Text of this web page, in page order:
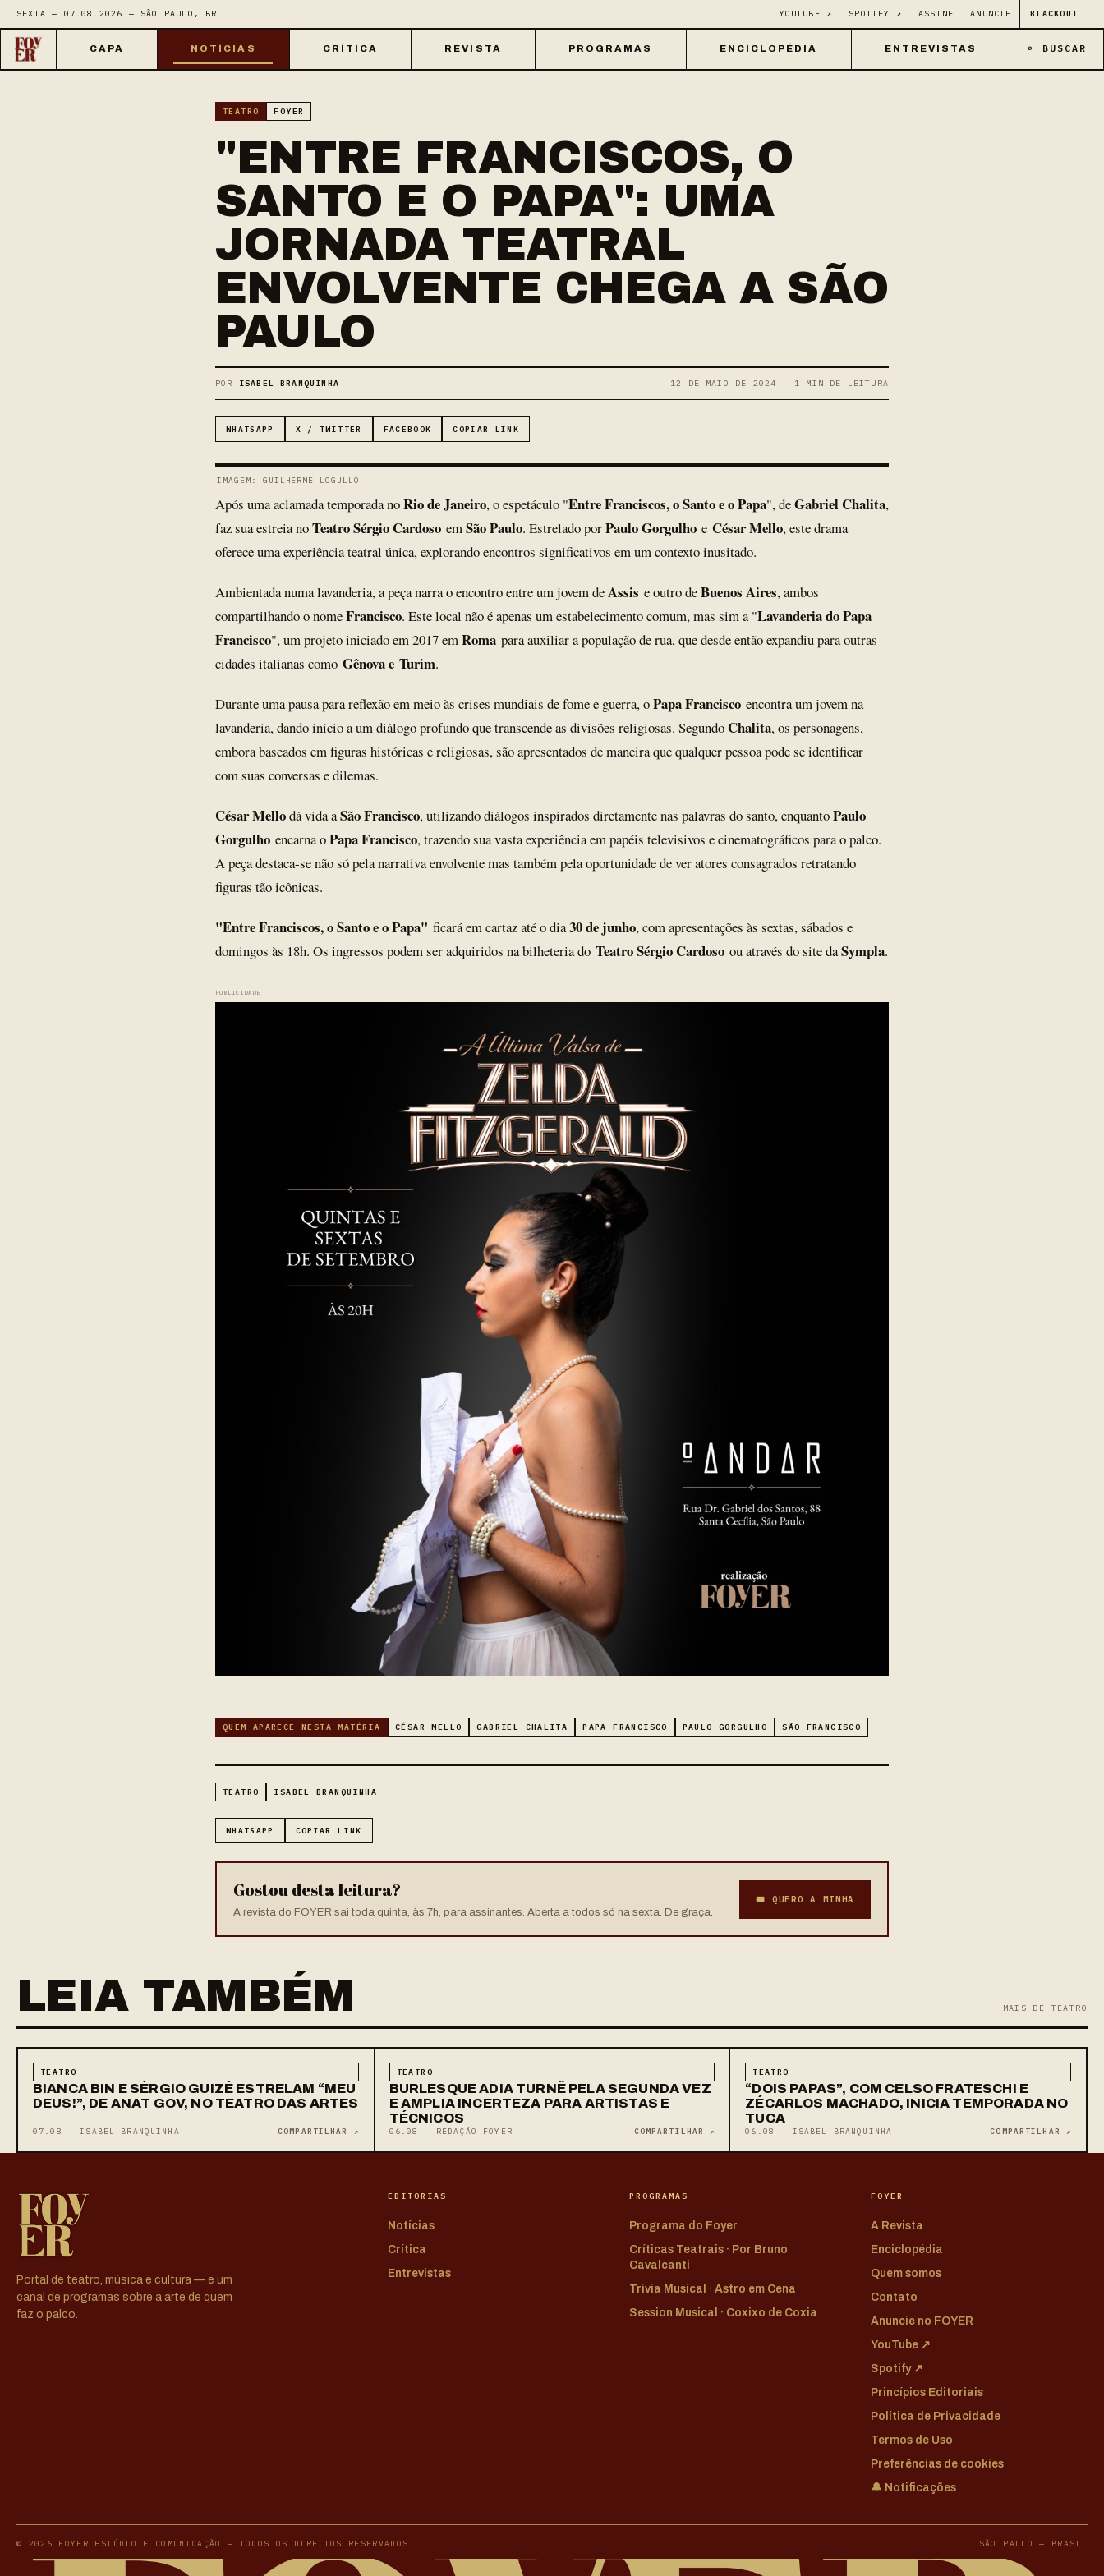
SEXTA — 07.08.2026 — SÃO PAULO, BR YOUTUBE ↗ SPOTIFY ↗ ASSINE ANUNCIE BLACKOUT
CAPA NOTÍCIAS CRÍTICA REVISTA PROGRAMAS ENCICLOPÉDIA ENTREVISTAS ⌕ BUSCAR
TEATRO FOYER
"ENTRE FRANCISCOS, O
SANTO E O PAPA": UMA
JORNADA TEATRAL
ENVOLVENTE CHEGA A SÃO
PAULO
POR ISABEL BRANQUINHA 12 DE MAIO DE 2024 · 1 MIN DE LEITURA
WHATSAPP X / TWITTER FACEBOOK COPIAR LINK
IMAGEM: GUILHERME LOGULLO
Após uma aclamada temporada noRio de Janeiro, o espetáculo "Entre Franciscos, o Santo e o Papa", deGabriel Chalita,
faz sua estreia noTeatro Sérgio Cardoso emSão Paulo. Estrelado porPaulo Gorgulho e César Mello, este drama
oferece uma experiência teatral única, explorando encontros significativos em um contexto inusitado.
Ambientada numa lavanderia, a peça narra o encontro entre um jovem deAssis e outro deBuenos Aires, ambos
compartilhando o nomeFrancisco. Este local não é apenas um estabelecimento comum, mas sim a "Lavanderia do Papa
Francisco", um projeto iniciado em 2017 emRoma para auxiliar a população de rua, que desde então expandiu para outras
cidades italianas como Gênova e Turim.
Durante uma pausa para reflexão em meio às crises mundiais de fome e guerra, oPapa Francisco encontra um jovem na
lavanderia, dando início a um diálogo profundo que transcende as divisões religiosas. SegundoChalita, os personagens,
embora baseados em figuras históricas e religiosas, são apresentados de maneira que qualquer pessoa pode se identificar
com suas conversas e dilemas.
César Mellodá vida aSão Francisco, utilizando diálogos inspirados diretamente nas palavras do santo, enquantoPaulo
Gorgulho encarna oPapa Francisco, trazendo sua vasta experiência em papéis televisivos e cinematográficos para o palco.
A peça destaca-se não só pela narrativa envolvente mas também pela oportunidade de ver atores consagrados retratando
figuras tão icônicas.
"Entre Franciscos, o Santo e o Papa" ficará em cartaz até o dia30 de junho, com apresentações às sextas, sábados e
domingos às 18h. Os ingressos podem ser adquiridos na bilheteria do Teatro Sérgio Cardoso ou através do site daSympla.
PUBLICIDADE
QUEM APARECE NESTA MATÉRIA CÉSAR MELLO GABRIEL CHALITA PAPA FRANCISCO PAULO GORGULHO SÃO FRANCISCO
TEATRO ISABEL BRANQUINHA
WHATSAPP COPIAR LINK
Gostou desta leitura?
A revista do FOYER sai toda quinta, às 7h, para assinantes. Aberta a todos só na sexta. De graça.
🎟 QUERO A MINHA
LEIA TAMBÉM MAIS DE TEATRO
TEATRO
BIANCA BIN E SÉRGIO GUIZÉ ESTRELAM “MEU
DEUS!”, DE ANAT GOV, NO TEATRO DAS ARTES
07.08 — ISABEL BRANQUINHA COMPARTILHAR ↗
TEATRO
BURLESQUE ADIA TURNÊ PELA SEGUNDA VEZ
E AMPLIA INCERTEZA PARA ARTISTAS E
TÉCNICOS
06.08 — REDAÇÃO FOYER COMPARTILHAR ↗
TEATRO
“DOIS PAPAS”, COM CELSO FRATESCHI E
ZÉCARLOS MACHADO, INICIA TEMPORADA NO
TUCA
06.08 — ISABEL BRANQUINHA COMPARTILHAR ↗
Portal de teatro, música e cultura — e um
canal de programas sobre a arte de quem
faz o palco.
EDITORIAS
Notícias
Crítica
Entrevistas
PROGRAMAS
Programa do Foyer
Críticas Teatrais · Por Bruno
Cavalcanti
Trivia Musical · Astro em Cena
Session Musical · Coxixo de Coxia
FOYER
A Revista
Enciclopédia
Quem somos
Contato
Anuncie no FOYER
YouTube ↗
Spotify ↗
Princípios Editoriais
Política de Privacidade
Termos de Uso
Preferências de cookies
🔔 Notificações
© 2026 FOYER ESTÚDIO E COMUNICAÇÃO — TODOS OS DIREITOS RESERVADOS SÃO PAULO — BRASIL